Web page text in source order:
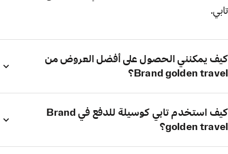
تابي.
كيف يمكنني الحصول على أفضل العروض من
Brand golden travel؟
كيف استخدم تابي كوسيلة للدفع في Brand
golden travel؟